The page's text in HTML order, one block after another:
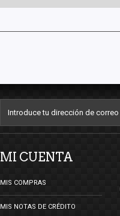
MI CUENTA
MIS COMPRAS
MIS NOTAS DE CRÉDITO